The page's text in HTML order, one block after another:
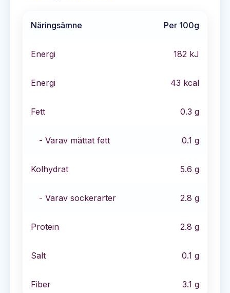
Näringsämne Per 100g
Energi 182 kJ
Energi 43 kcal
Fett 0.3 g
- Varav mättat fett 0.1 g
Kolhydrat 5.6 g
- Varav sockerarter 2.8 g
Protein 2.8 g
Salt 0.1 g
Fiber 3.1 g